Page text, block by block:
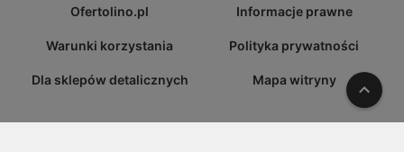
Ofertolino.pl Informacje prawne
Warunki korzystania Polityka prywatności
Dla sklepów detalicznych Mapa witryny W